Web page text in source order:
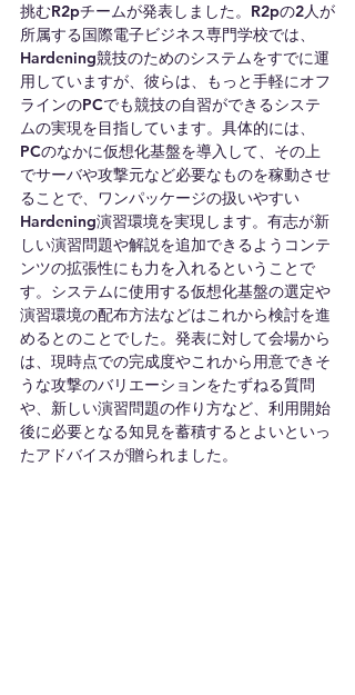
挑むR2pチームが発表しました。R2pの2人が
所属する国際電子ビジネス専門学校では、
Hardening競技のためのシステムをすでに運
用していますが、彼らは、もっと手軽にオフ
ラインのPCでも競技の自習ができるシステ
ムの実現を目指しています。具体的には、
PCのなかに仮想化基盤を導入して、その上
でサーバや攻撃元など必要なものを稼動させ
ることで、ワンパッケージの扱いやすい
Hardening演習環境を実現します。有志が新
しい演習問題や解説を追加できるようコンテ
ンツの拡張性にも力を入れるということで
す。システムに使用する仮想化基盤の選定や
演習環境の配布方法などはこれから検討を進
めるとのことでした。発表に対して会場から
は、現時点での完成度やこれから用意できそ
うな攻撃のバリエーションをたずねる質問
や、新しい演習問題の作り方など、利用開始
後に必要となる知見を蓄積するとよいといっ
たアドバイスが贈られました。